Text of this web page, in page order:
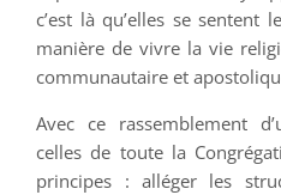
c’est là qu’elles se sentent
manière de vivre la vie
communautaire et
Avec ce rassemblement
celles de toute la
principes : alléger les